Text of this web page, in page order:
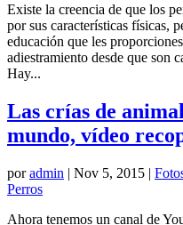
Existe la creencia de que los
por sus características físicas,
educación que les
adiestramiento desde que
Hay...
Las crías de
mundo, vídeo
poradmin | Nov 5, 2015 |
Perros
Ahora tenemos un canal de